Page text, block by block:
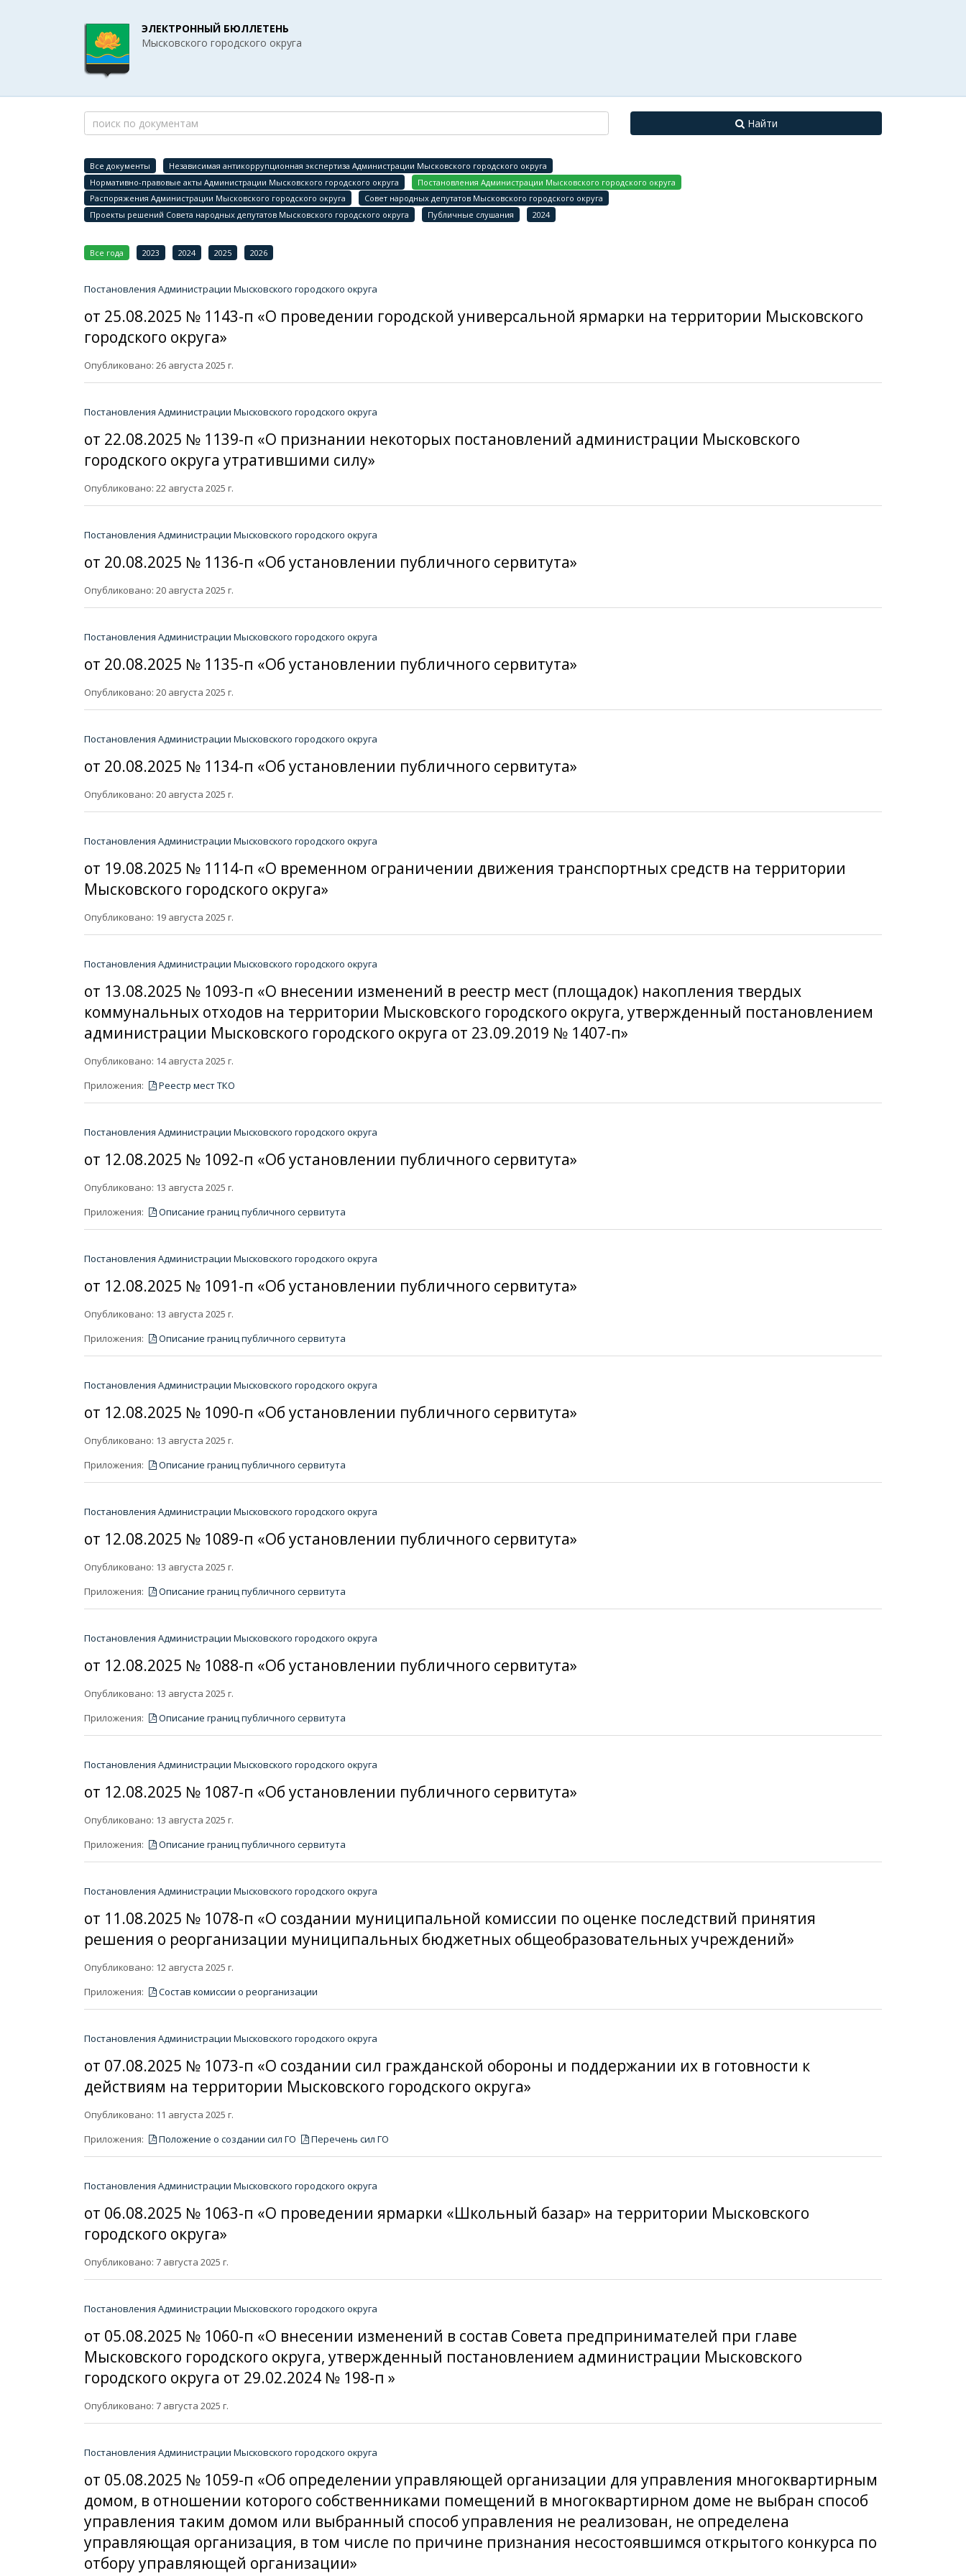
ЭЛЕКТРОННЫЙ БЮЛЛЕТЕНЬ
Мысковского городского округа
Найти
Все документы
Независимая антикоррупционная экспертиза Администрации Мысковского городского округа
Нормативно-правовые акты Администрации Мысковского городского округа
Постановления Администрации Мысковского городского округа
Распоряжения Администрации Мысковского городского округа
Совет народных депутатов Мысковского городского округа
Проекты решений Совета народных депутатов Мысковского городского округа
Публичные слушания 2024
Все года 2023 2024 2025 2026
Постановления Администрации Мысковского городского округа
от 25.08.2025 № 1143-п «О проведении городской универсальной ярмарки на территории Мысковского
городского округа»
Опубликовано: 26 августа 2025 г.
Постановления Администрации Мысковского городского округа
от 22.08.2025 № 1139-п «О признании некоторых постановлений администрации Мысковского
городского округа утратившими силу»
Опубликовано: 22 августа 2025 г.
Постановления Администрации Мысковского городского округа
от 20.08.2025 № 1136-п «Об установлении публичного сервитута»
Опубликовано: 20 августа 2025 г.
Постановления Администрации Мысковского городского округа
от 20.08.2025 № 1135-п «Об установлении публичного сервитута»
Опубликовано: 20 августа 2025 г.
Постановления Администрации Мысковского городского округа
от 20.08.2025 № 1134-п «Об установлении публичного сервитута»
Опубликовано: 20 августа 2025 г.
Постановления Администрации Мысковского городского округа
от 19.08.2025 № 1114-п «О временном ограничении движения транспортных средств на территории
Мысковского городского округа»
Опубликовано: 19 августа 2025 г.
Постановления Администрации Мысковского городского округа
от 13.08.2025 № 1093-п «О внесении изменений в реестр мест (площадок) накопления твердых
коммунальных отходов на территории Мысковского городского округа, утвержденный постановлением
администрации Мысковского городского округа от 23.09.2019 № 1407-п»
Опубликовано: 14 августа 2025 г.
Приложения:
Реестр мест ТКО
Постановления Администрации Мысковского городского округа
от 12.08.2025 № 1092-п «Об установлении публичного сервитута»
Опубликовано: 13 августа 2025 г.
Приложения:
Описание границ публичного сервитута
Постановления Администрации Мысковского городского округа
от 12.08.2025 № 1091-п «Об установлении публичного сервитута»
Опубликовано: 13 августа 2025 г.
Приложения:
Описание границ публичного сервитута
Постановления Администрации Мысковского городского округа
от 12.08.2025 № 1090-п «Об установлении публичного сервитута»
Опубликовано: 13 августа 2025 г.
Приложения:
Описание границ публичного сервитута
Постановления Администрации Мысковского городского округа
от 12.08.2025 № 1089-п «Об установлении публичного сервитута»
Опубликовано: 13 августа 2025 г.
Приложения:
Описание границ публичного сервитута
Постановления Администрации Мысковского городского округа
от 12.08.2025 № 1088-п «Об установлении публичного сервитута»
Опубликовано: 13 августа 2025 г.
Приложения:
Описание границ публичного сервитута
Постановления Администрации Мысковского городского округа
от 12.08.2025 № 1087-п «Об установлении публичного сервитута»
Опубликовано: 13 августа 2025 г.
Приложения:
Описание границ публичного сервитута
Постановления Администрации Мысковского городского округа
от 11.08.2025 № 1078-п «О создании муниципальной комиссии по оценке последствий принятия
решения о реорганизации муниципальных бюджетных общеобразовательных учреждений»
Опубликовано: 12 августа 2025 г.
Приложения:
Состав комиссии о реорганизации
Постановления Администрации Мысковского городского округа
от 07.08.2025 № 1073-п «О создании сил гражданской обороны и поддержании их в готовности к
действиям на территории Мысковского городского округа»
Опубликовано: 11 августа 2025 г.
Приложения:
Положение о создании сил ГО Перечень сил ГО
Постановления Администрации Мысковского городского округа
от 06.08.2025 № 1063-п «О проведении ярмарки «Школьный базар» на территории Мысковского
городского округа»
Опубликовано: 7 августа 2025 г.
Постановления Администрации Мысковского городского округа
от 05.08.2025 № 1060-п «О внесении изменений в состав Совета предпринимателей при главе
Мысковского городского округа, утвержденный постановлением администрации Мысковского
городского округа от 29.02.2024 № 198-п »
Опубликовано: 7 августа 2025 г.
Постановления Администрации Мысковского городского округа
от 05.08.2025 № 1059-п «Об определении управляющей организации для управления многоквартирным
домом, в отношении которого собственниками помещений в многоквартирном доме не выбран способ
управления таким домом или выбранный способ управления не реализован, не определена
управляющая организация, в том числе по причине признания несостоявшимся открытого конкурса по
отбору управляющей организации»